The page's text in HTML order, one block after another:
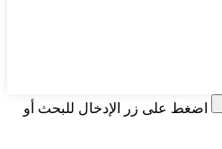
اضغط على زر الإدخال للبحث أو